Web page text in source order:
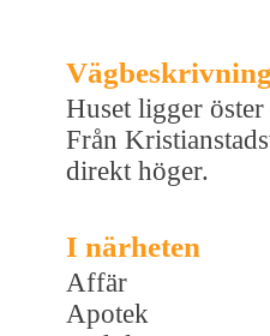
Vägbeskrivning
Huset ligger
Från
direkt höger.
I närheten
Affär
Apotek